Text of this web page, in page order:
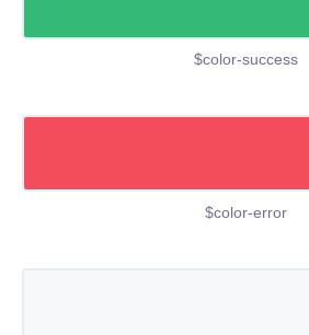
$color-success
$color-error